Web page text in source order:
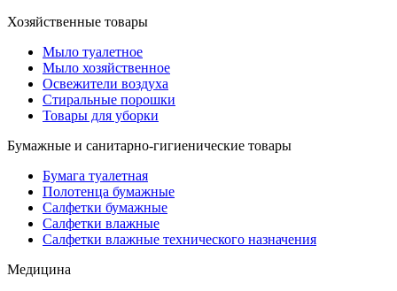
Хозяйственные товары
Мыло туалетное
Мыло хозяйственное
Освежители воздуха
Стиральные порошки
Товары для уборки
Бумажные и санитарно-гигиенические товары
Бумага туалетная
Полотенца бумажные
Салфетки бумажные
Салфетки влажные
Салфетки влажные технического назначения
Медицина